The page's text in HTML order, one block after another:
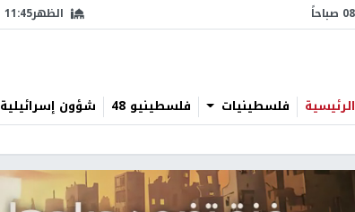
الظهر11:45
الرئيسية فلسطينيات فلسطينيو 48 شؤون إسرائيلية